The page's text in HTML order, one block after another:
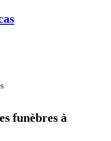
funèbres à